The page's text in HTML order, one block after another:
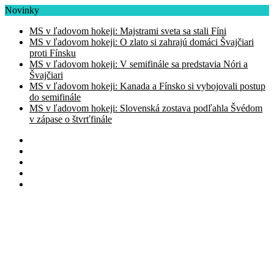
Novinky
MS v ľadovom hokeji: Majstrami sveta sa stali Fíni
MS v ľadovom hokeji: O zlato si zahrajú domáci Švajčiari
proti Fínsku
MS v ľadovom hokeji: V semifinále sa predstavia Nóri a
Švajčiari
MS v ľadovom hokeji: Kanada a Fínsko si vybojovali postup
do semifinále
MS v ľadovom hokeji: Slovenská zostava podľahla Švédom
v zápase o štvrťfinále